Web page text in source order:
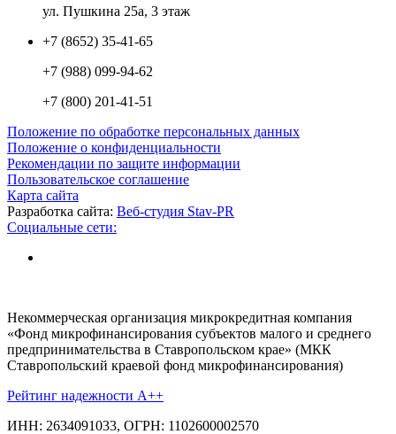
ул. Пушкина 25а, 3 этаж
+7 (8652) 35-41-65
+7 (988) 099-94-62
+7 (800) 201-41-51
Положение по обработке персональных данных
Положение о конфиденциальности
Рекомендации по защите информации
Пользовательское соглашение
Карта сайта
Разработка сайта: Веб-студия Stav-PR
Социальные сети:
Некоммерческая организация микрокредитная компания
«Фонд микрофинансирования субъектов малого и среднего
предпринимательства в Ставропольском крае» (МКК
Ставропольский краевой фонд микрофинансирования)
Рейтинг надежности A++
ИНН: 2634091033, ОГРН: 1102600002570